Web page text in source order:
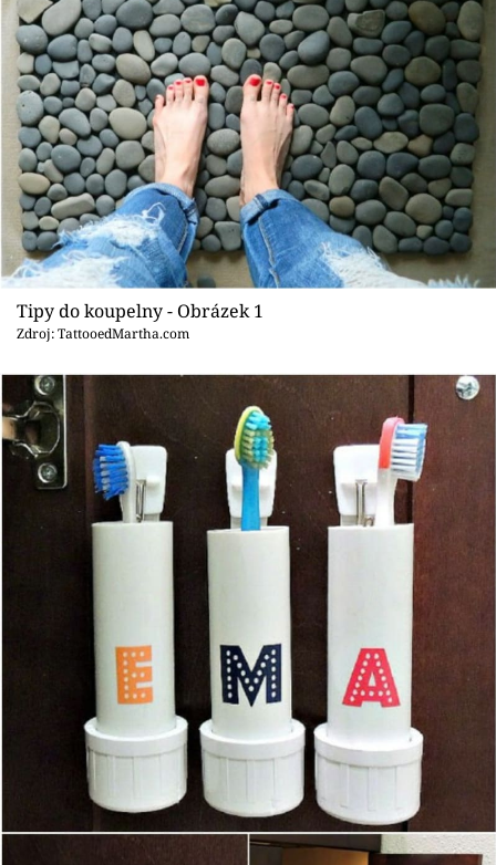
Přihlášení
Sledujte nás
Tipy do koupelny - Obrázek 1
Zdroj: TattooedMartha.com